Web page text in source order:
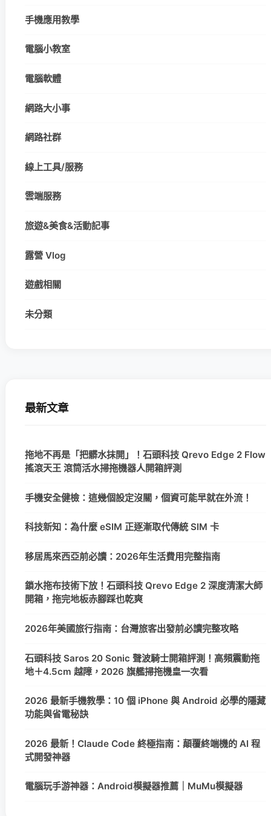
手機應用教學
電腦小教室
電腦軟體
網路大小事
網路社群
線上工具/服務
雲端服務
旅遊&美食&活動記事
露營 Vlog
遊戲相關
未分類
最新文章
拖地不再是「把髒水抹開」！石頭科技 Qrevo Edge 2 Flow
搖滾天王 滾筒活水掃拖機器人開箱評測
手機安全健檢：這幾個設定沒關，個資可能早就在外流！
科技新知：為什麼 eSIM 正逐漸取代傳統 SIM 卡
移居馬來西亞前必讀：2026年生活費用完整指南
鎖水拖布技術下放！石頭科技 Qrevo Edge 2 深度清潔大師
開箱，拖完地板赤腳踩也乾爽
2026年美國旅行指南：台灣旅客出發前必讀完整攻略
石頭科技 Saros 20 Sonic 聲波騎士開箱評測！高頻震動拖
地＋4.5cm 越障，2026 旗艦掃拖機皇一次看
2026 最新手機教學：10 個 iPhone 與 Android 必學的隱藏
功能與省電秘訣
2026 最新！Claude Code 終極指南：顛覆終端機的 AI 程
式開發神器
電腦玩手游神器：Android模擬器推薦｜MuMu模擬器